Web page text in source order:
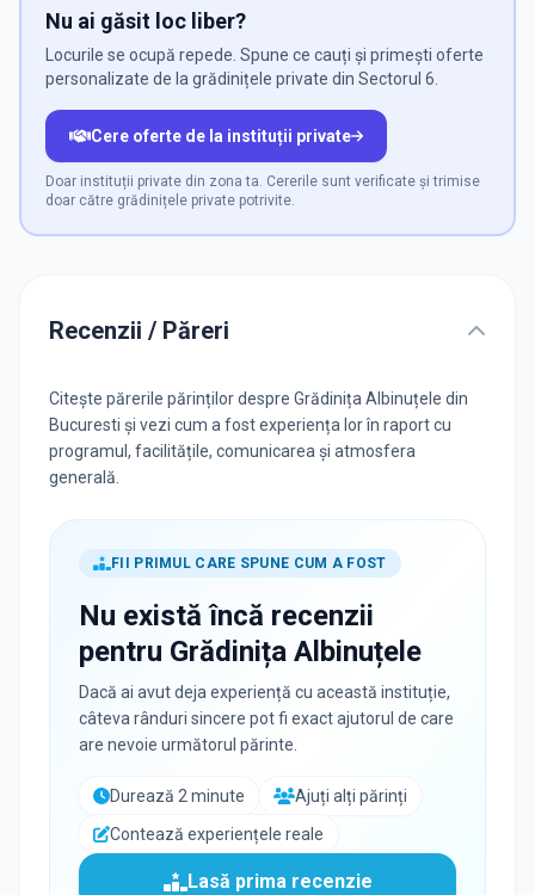
Nu ai găsit loc liber?
Locurile se ocupă repede. Spune ce cauți și primești oferte
personalizate de la grădinițele private din Sectorul 6.
Cere oferte de la instituții private
Doar instituții private din zona ta. Cererile sunt verificate și trimise
doar către grădinițele private potrivite.
Recenzii / Păreri
Citește părerile părinților despre Grădinița Albinuțele din
Bucuresti și vezi cum a fost experiența lor în raport cu
programul, facilitățile, comunicarea și atmosfera
generală.
FII PRIMUL CARE SPUNE CUM A FOST
Nu există încă recenzii
pentru Grădinița Albinuțele
Dacă ai avut deja experiență cu această instituție,
câteva rânduri sincere pot fi exact ajutorul de care
are nevoie următorul părinte.
Durează 2 minute
Ajuți alți părinți
Contează experiențele reale
Lasă prima recenzie